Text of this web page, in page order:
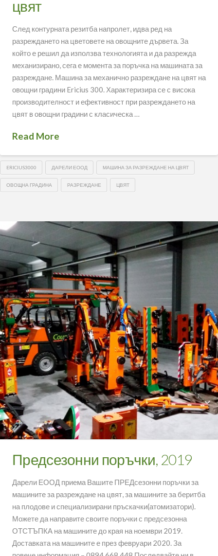
цвят
След контурната резитба напролет, идва ред на
разреждането на цветовете на овощните дървета. За
който е решил да използва технологията и да разрежда
механизирано, сега е момента за поръчка на машината за
разреждане. Машина за механично разреждане на цвят на
овощни градини Ericius 300. Характеризира се с висока
производителност и ефективност при разреждането на
цвят в овощни градини с класическа …
Read More
ERICIUS3000 ДАРЕЛИ ЕООД МАШИНА ЗА РАЗРЕЖДАНЕ НА ЦВЯТ
ОВОЩНА ГРАДИНА РАЗРЕЖДАНЕ ЦВЯТ
Предсезонни поръчки, 2019
Дарели ЕООД приема Вашите ПРЕДсезонни поръчки за
машините за разреждане на цвят, за машините за беритба
на плодове и специализирани пръскачки(атомизатори).
Можете да направите своите поръчки с предсезонна
ОТСТЪПКА на машините до края на ноември 2019.
Доставката на машините е през февруари 2020. За